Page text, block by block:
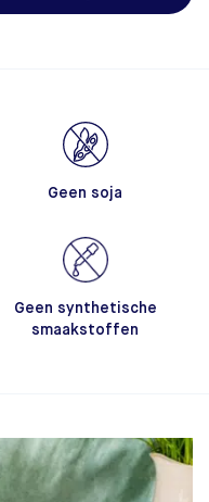
Geen soja
Geen synthetische
smaakstoffen